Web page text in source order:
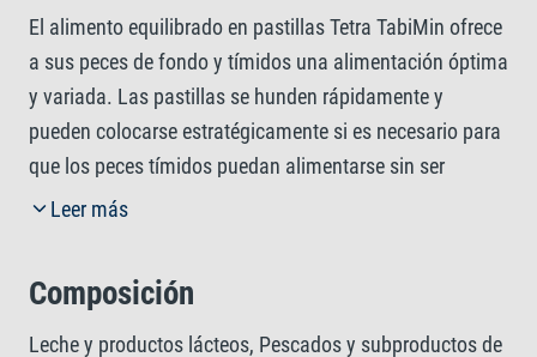
El alimento equilibrado en pastillas Tetra TabiMin ofrece
a sus peces de fondo y tímidos una alimentación óptima
y variada. Las pastillas se hunden rápidamente y
pueden colocarse estratégicamente si es necesario para
que los peces tímidos puedan alimentarse sin ser
molestados. Gracias a la forma de pastilla, el alimento
contiene carotenoides para realzar la vivacidad del color.
La cara amarilla/beige contiene aceite de pescado de
Leer más
Composición
Leche y productos lácteos, Pescados y subproductos de